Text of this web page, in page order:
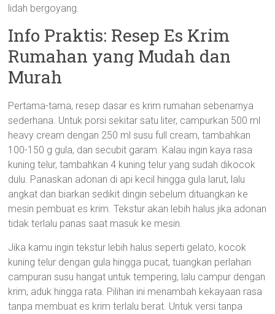
lidah bergoyang.
Info Praktis: Resep Es Krim
Rumahan yang Mudah dan
Murah
Pertama-tama, resep dasar es krim rumahan sebenarnya
sederhana. Untuk porsi sekitar satu liter, campurkan 500 ml
heavy cream dengan 250 ml susu full cream, tambahkan
100-150 g gula, dan secubit garam. Kalau ingin kaya rasa
kuning telur, tambahkan 4 kuning telur yang sudah dikocok
dulu. Panaskan adonan di api kecil hingga gula larut, lalu
angkat dan biarkan sedikit dingin sebelum dituangkan ke
mesin pembuat es krim. Tekstur akan lebih halus jika adonan
tidak terlalu panas saat masuk ke mesin.
Jika kamu ingin tekstur lebih halus seperti gelato, kocok
kuning telur dengan gula hingga pucat, tuangkan perlahan
campuran susu hangat untuk tempering, lalu campur dengan
krim, aduk hingga rata. Pilihan ini menambah kekayaan rasa
tanpa membuat es krim terlalu berat. Untuk versi tanpa